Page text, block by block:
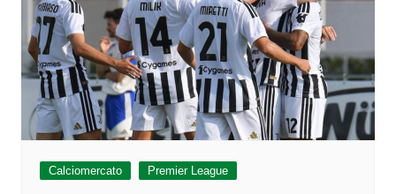
Calciomercato Premier League